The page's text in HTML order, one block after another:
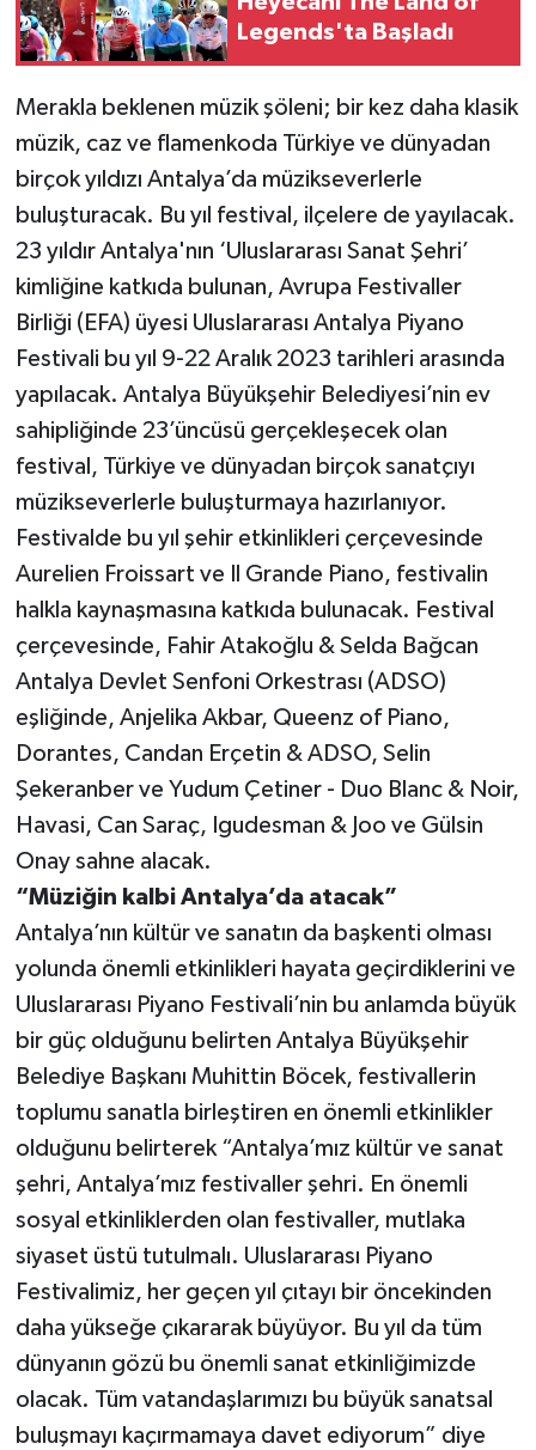
Legends'ta Başladı
Merakla beklenen müzik şöleni; bir kez daha klasik
müzik, caz ve flamenkoda Türkiye ve dünyadan
birçok yıldızı Antalya’da müzikseverlerle
buluşturacak. Bu yıl festival, ilçelere de yayılacak.
23 yıldır Antalya'nın ‘Uluslararası Sanat Şehri’
kimliğine katkıda bulunan, Avrupa Festivaller
Birliği (EFA) üyesi Uluslararası Antalya Piyano
Festivali bu yıl 9-22 Aralık 2023 tarihleri arasında
yapılacak. Antalya Büyükşehir Belediyesi’nin ev
sahipliğinde 23’üncüsü gerçekleşecek olan
festival, Türkiye ve dünyadan birçok sanatçıyı
müzikseverlerle buluşturmaya hazırlanıyor.
Festivalde bu yıl şehir etkinlikleri çerçevesinde
Aurelien Froissart ve Il Grande Piano, festivalin
halkla kaynaşmasına katkıda bulunacak. Festival
çerçevesinde, Fahir Atakoğlu & Selda Bağcan
Antalya Devlet Senfoni Orkestrası (ADSO)
eşliğinde, Anjelika Akbar, Queenz of Piano,
Dorantes, Candan Erçetin & ADSO, Selin
Şekeranber ve Yudum Çetiner - Duo Blanc & Noir,
Havasi, Can Saraç, Igudesman & Joo ve Gülsin
Onay sahne alacak.
“Müziğin kalbi Antalya’da atacak”
Antalya’nın kültür ve sanatın da başkenti olması
yolunda önemli etkinlikleri hayata geçirdiklerini ve
Uluslararası Piyano Festivali’nin bu anlamda büyük
bir güç olduğunu belirten Antalya Büyükşehir
Belediye Başkanı Muhittin Böcek, festivallerin
toplumu sanatla birleştiren en önemli etkinlikler
olduğunu belirterek “Antalya’mız kültür ve sanat
şehri, Antalya’mız festivaller şehri. En önemli
sosyal etkinliklerden olan festivaller, mutlaka
siyaset üstü tutulmalı. Uluslararası Piyano
Festivalimiz, her geçen yıl çıtayı bir öncekinden
daha yükseğe çıkararak büyüyor. Bu yıl da tüm
dünyanın gözü bu önemli sanat etkinliğimizde
olacak. Tüm vatandaşlarımızı bu büyük sanatsal
buluşmayı kaçırmamaya davet ediyorum” diye
Sosyal medya
Spor
Televizyon
Turizm
Yaşam